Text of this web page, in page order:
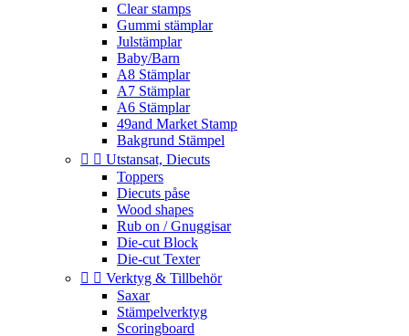
Clear stamps
Gummi stämplar
Julstämplar
Baby/Barn
A8 Stämplar
A7 Stämplar
A6 Stämplar
49and Market Stamp
Bakgrund Stämpel
  Utstansat, Diecuts
Toppers
Diecuts påse
Wood shapes
Rub on / Gnuggisar
Die-cut Block
Die-cut Texter
  Verktyg & Tillbehör
Saxar
Stämpelverktyg
Scoringboard